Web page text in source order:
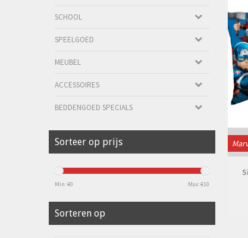
SCHOOL
SPEELGOED
MEUBEL
ACCESSOIRES
BEDDENGOED SPECIALS
Sorteer op prijs
Min: €0 Max: €10
Sorteren op